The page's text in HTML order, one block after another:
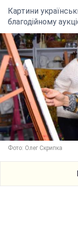
Картини
благодійному
Фото: Олег Скрипка